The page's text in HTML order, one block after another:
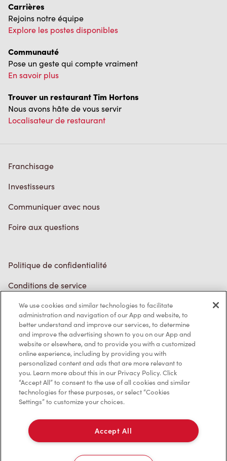
Carrières
Rejoins notre équipe
Explore les postes disponibles
Communauté
Pose un geste qui compte vraiment
En savoir plus
Trouver un restaurant Tim Hortons
Nous avons hâte de vous servir
Localisateur de restaurant
Franchisage
Investisseurs
Communiquer avec nous
Foire aux questions
Politique de confidentialité
Conditions de service
Marques de commerce
Accessibilité
Diagnostic
Contactez-nous
TM & © Tim Hortons, 2023
We use cookies and similar technologies to facilitate
administration and navigation of our App and website, to
better understand and improve our services, to determine
and improve the advertising shown to you on our App and
website or elsewhere, and to provide you with a customized
online experience, including by providing you with
personalized content and ads that are more relevant to
you. Learn more about this in our Privacy Policy. Click
“Accept All” to consent to the use of all cookies and similar
technologies for these purposes, or select “Cookies
Settings” to customize your choices.
Accept All